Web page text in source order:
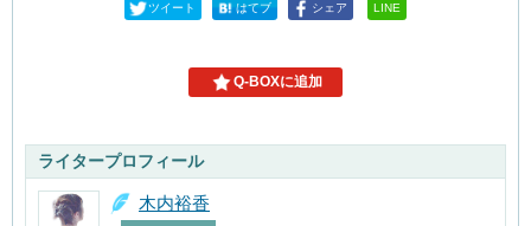
ツイート はてブ シェア LINE
Q-BOXに追加
ライタープロフィール
木内裕香